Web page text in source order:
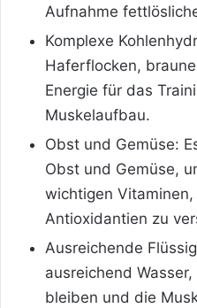
Aufnahme
Komplexe
Haferflocken,
Energie für das
Muskelaufbau.
Obst und Gemüse:
Obst und Gemüse,
wichtigen
Antioxidantien zu
Ausreichende
ausreichend
bleiben und die